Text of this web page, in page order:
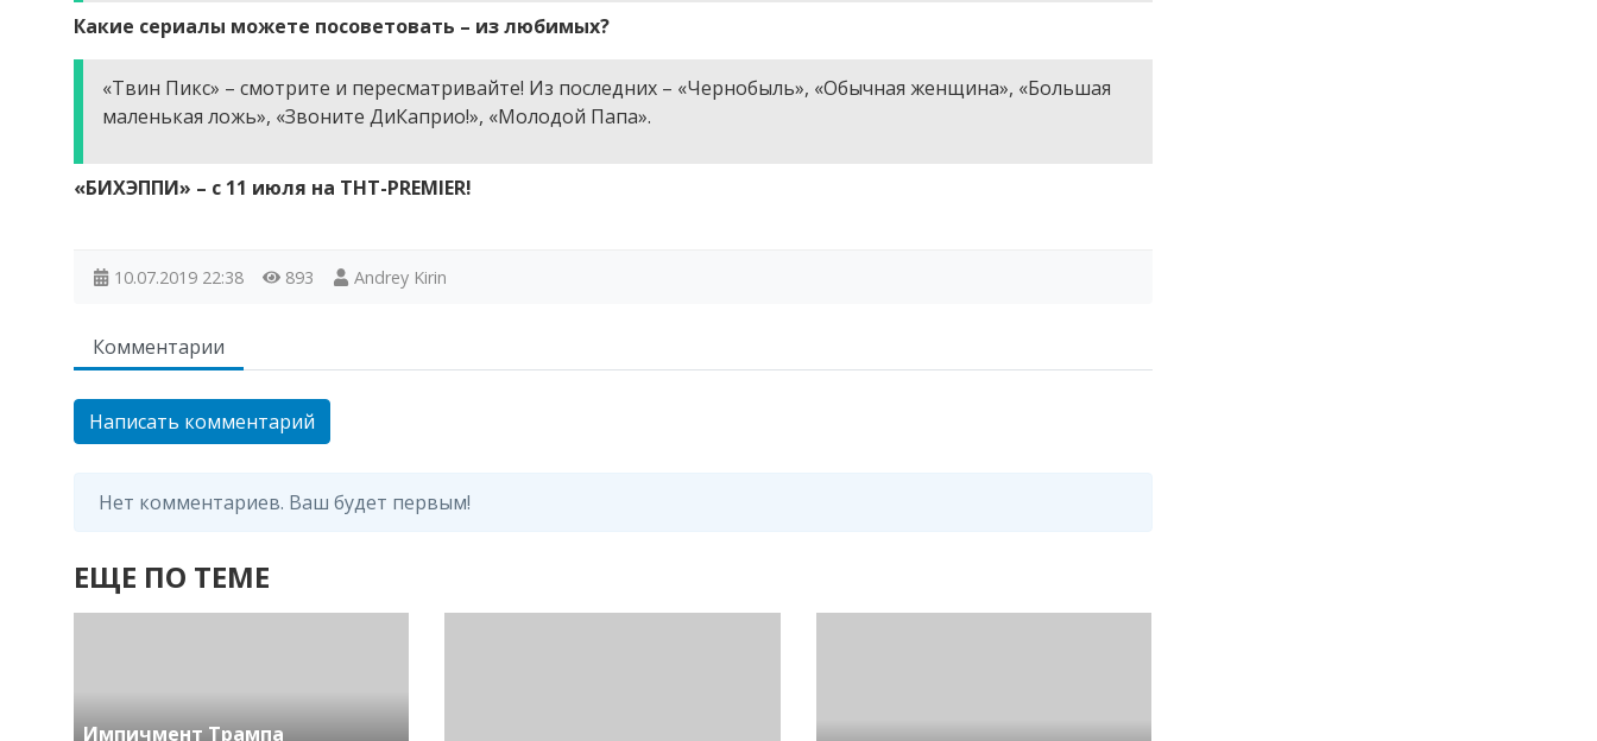
Какие сериалы можете посоветовать – из любимых?
«Твин Пикс» – смотрите и пересматривайте! Из последних – «Чернобыль», «Обычная женщина», «Большая
маленькая ложь», «Звоните ДиКаприо!», «Молодой Папа».
«БИХЭППИ» – с 11 июля на ТНТ-PREMIER!
10.07.2019 22:38 893 Andrey Kirin
Комментарии
Написать комментарий
Нет комментариев. Ваш будет первым!
ЕЩЕ ПО ТЕМЕ
Импичмент Трампа